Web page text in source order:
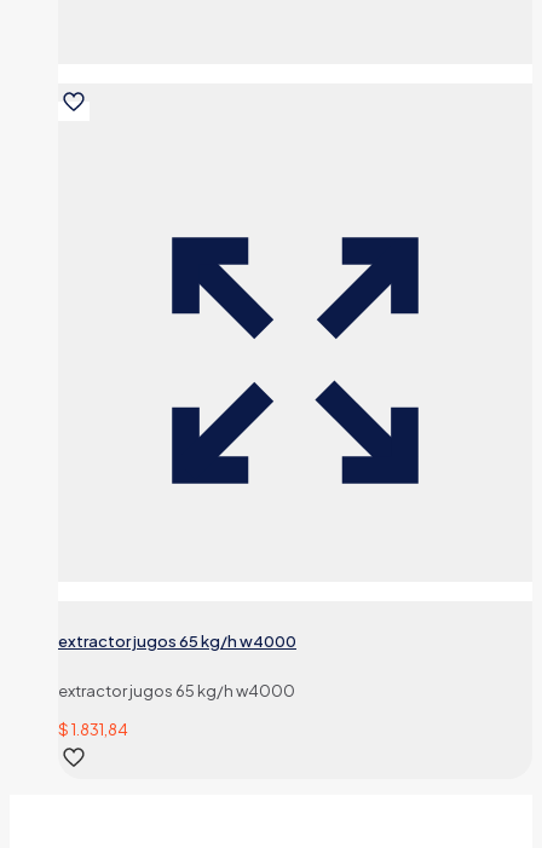
extractor jugos 65 kg/h w4000
extractor jugos 65 kg/h w4000
$1.831,84